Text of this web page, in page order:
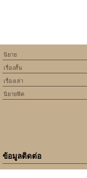
นิยาย
เรื่องสั้น
เรื่องเล่า
นิยายฟิค
ข้อมูลติดต่อ